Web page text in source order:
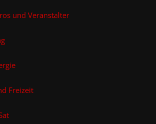
und Veranstalter
Freizeit